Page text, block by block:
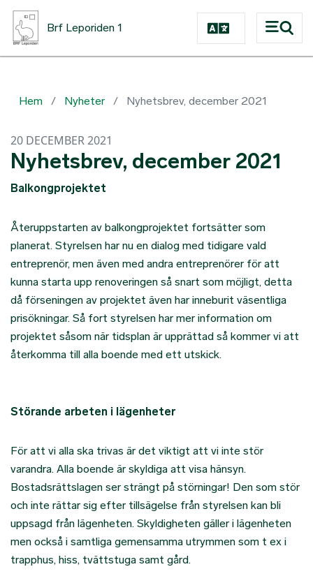
Brf Leporiden 1
Hem Nyheter Nyhetsbrev, december 2021
20 DECEMBER 2021
Nyhetsbrev, december 2021
Balkongprojektet
Återuppstarten av balkongprojektet fortsätter som
planerat. Styrelsen har nu en dialog med tidigare vald
entreprenör, men även med andra entreprenörer för att
kunna starta upp renoveringen så snart som möjligt, detta
då förseningen av projektet även har inneburit väsentliga
prisökningar. Så fort styrelsen har mer information om
projektet såsom när tidsplan är upprättad så kommer vi att
återkomma till alla boende med ett utskick.
Störande arbeten i lägenheter
För att vi alla ska trivas är det viktigt att vi inte stör
varandra. Alla boende är skyldiga att visa hänsyn.
Bostadsrättslagen ser strängt på störningar! Den som stör
och inte rättar sig efter tillsägelse från styrelsen kan bli
uppsagd från lägenheten. Skyldigheten gäller i lägenheten
men också i samtliga gemensamma utrymmen som t ex i
trapphus, hiss, tvättstuga samt gård.